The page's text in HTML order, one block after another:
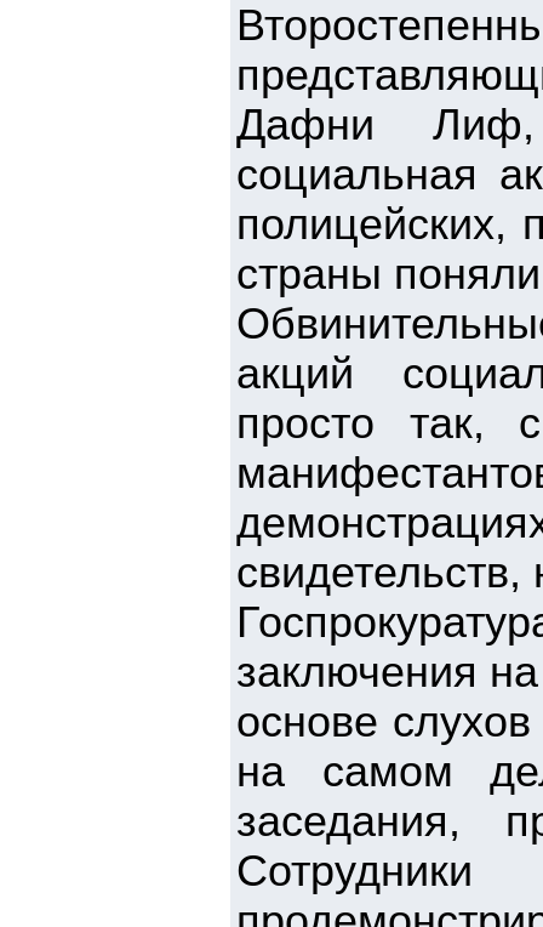
Дафни Лиф,
социальная
полицейских,
страны
акций
просто так,
свидетельств,
заключения
основе
на самом
заседания,